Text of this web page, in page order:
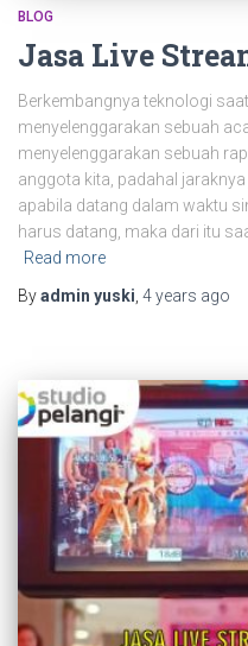
BLOG
Jasa Live
Berkembangnya teknologi
menyelenggarakan sebuah
menyelenggarakan sebuah
anggota kita, padahal
apabila datang dalam waktu
harus datang, maka dari itu
Read more
Byadmin yuski 4 years ago